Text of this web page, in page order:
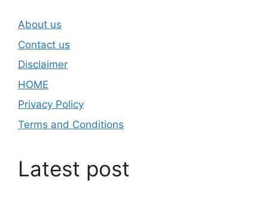
About us
Contact us
Disclaimer
HOME
Privacy Policy
Terms and Conditions
Latest post